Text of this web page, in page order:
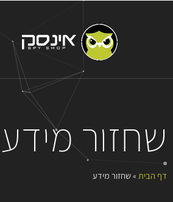
שחזור מידע
דף הבית »שחזור מידע